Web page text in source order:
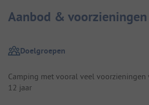
Aanbod & voorzieningen
Doelgroepen
Camping met vooral veel
12 jaar